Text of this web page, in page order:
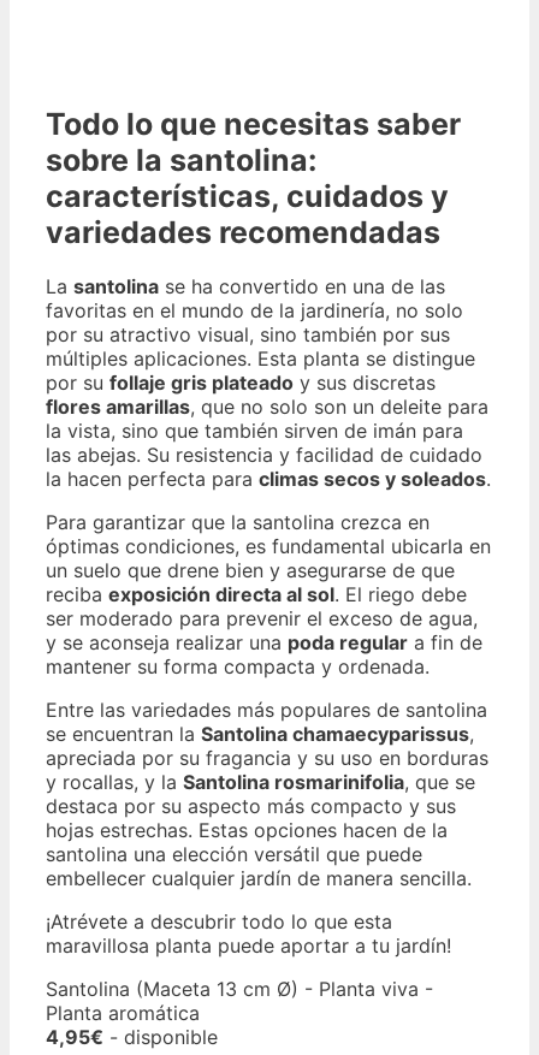
Todo lo que necesitas saber
sobre la santolina:
características, cuidados y
variedades recomendadas
La santolina se ha convertido en una de las
favoritas en el mundo de la jardinería, no solo
por su atractivo visual, sino también por sus
múltiples aplicaciones. Esta planta se distingue
por su follaje gris plateado y sus discretas
flores amarillas, que no solo son un deleite para
la vista, sino que también sirven de imán para
las abejas. Su resistencia y facilidad de cuidado
la hacen perfecta para climas secos y soleados.
Para garantizar que la santolina crezca en
óptimas condiciones, es fundamental ubicarla en
un suelo que drene bien y asegurarse de que
reciba exposición directa al sol. El riego debe
ser moderado para prevenir el exceso de agua,
y se aconseja realizar una poda regular a fin de
mantener su forma compacta y ordenada.
Entre las variedades más populares de santolina
se encuentran la Santolina chamaecyparissus,
apreciada por su fragancia y su uso en borduras
y rocallas, y la Santolina rosmarinifolia, que se
destaca por su aspecto más compacto y sus
hojas estrechas. Estas opciones hacen de la
santolina una elección versátil que puede
embellecer cualquier jardín de manera sencilla.
¡Atrévete a descubrir todo lo que esta
maravillosa planta puede aportar a tu jardín!
Santolina (Maceta 13 cm Ø) - Planta viva -
Planta aromática
4,95€ - disponible